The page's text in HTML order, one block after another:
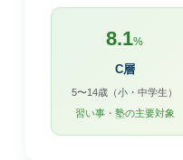
8.1%
C層
5〜14歳（小・中学生）
習い事・塾の主要対象